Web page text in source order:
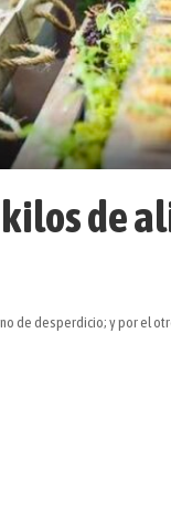
de
de desperdicio; y por el